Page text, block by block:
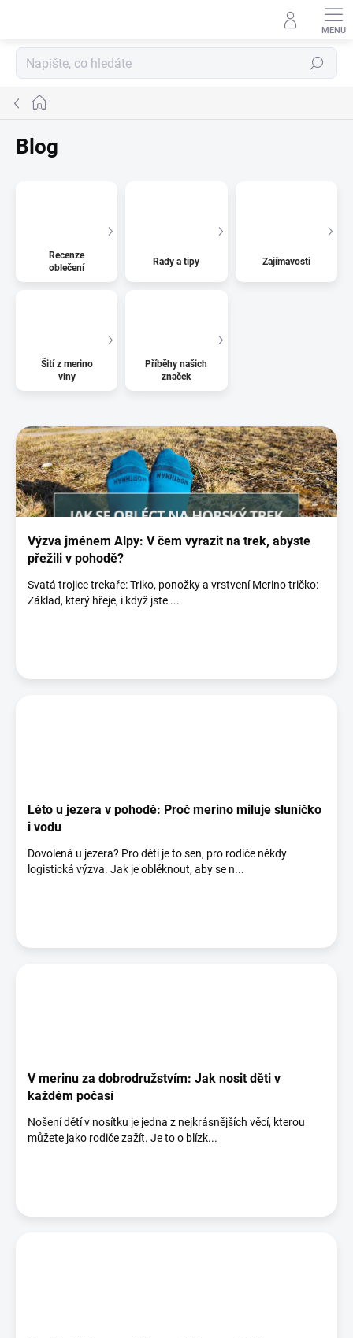
Hledat
Domů
Blog
Recenze
oblečení
Rady a tipy Zajímavosti
Šití z merino
vlny
Příběhy našich
značek
ý
p
i
s
č
l
Výzva jménem Alpy: V čem vyrazit na trek, abyste
přežili v pohodě?
Svatá trojice trekaře: Triko, ponožky a vrstvení Merino tričko:
Základ, který hřeje, i když jste ...
Léto u jezera v pohodě: Proč merino miluje sluníčko
i vodu
Dovolená u jezera? Pro děti je to sen, pro rodiče někdy
logistická výzva. Jak je obléknout, aby se n...
V merinu za dobrodružstvím: Jak nosit děti v
každém počasí
Nošení dětí v nosítku je jedna z nejkrásnějších věcí, kterou
můžete jako rodiče zažít. Je to o blízk...